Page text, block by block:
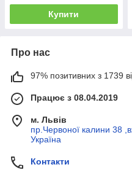
Купити
Про нас
97% позитивних з 1739
Працює з 08.04.2019
м. Львів
пр.Червоної калини 38
Україна
Контакти